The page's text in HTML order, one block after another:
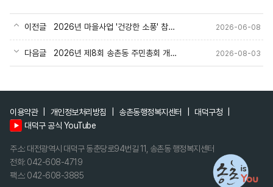
이전글 2026년 마을사업 '건강한 소풍' 참여자 모집 2026-06-08
다음글 2026년 제8회 송촌동 주민총회 개최결과 공고 2026-08-03
이용약관 개인정보처리방침 송촌동행정복지센터
대덕구청
대덕구 공식 YouTube
주소: 대전광역시 대덕구 동춘당로94번길 11, 송촌동 행정복지센터
전화: 042-608-4719
팩스: 042-608-3885